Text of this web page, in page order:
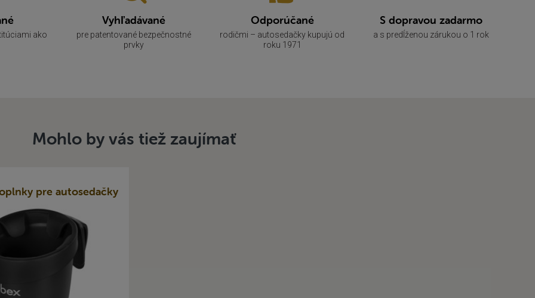
ako
Vyhľadávané
pre patentované bezpečnostné
prvky
Odporúčané
rodičmi – autosedačky kupujú od
roku 1971
S dopravou zadarmo
a s predĺženou zárukou o 1 rok
Mohlo by vás tiež zaujímať
pre autosedačky